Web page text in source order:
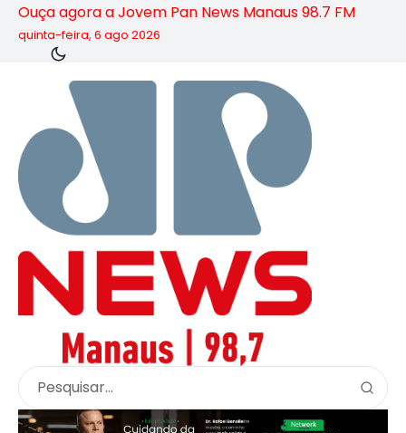
Ouça agora a Jovem Pan News Manaus 98.7 FM
quinta-feira, 6 ago 2026